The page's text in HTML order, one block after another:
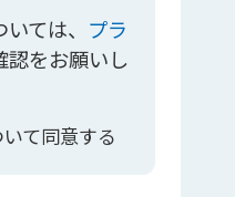
ては、 プラ
認をお願いし
て同意する